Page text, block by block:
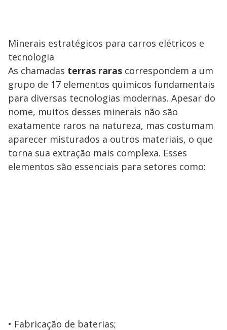
Minerais estratégicos para carros elétricos e
tecnologia
As chamadas terras raras correspondem a um
grupo de 17 elementos químicos fundamentais
para diversas tecnologias modernas. Apesar do
nome, muitos desses minerais não são
exatamente raros na natureza, mas costumam
aparecer misturados a outros materiais, o que
torna sua extração mais complexa. Esses
elementos são essenciais para setores como:
Fabricação de baterias;